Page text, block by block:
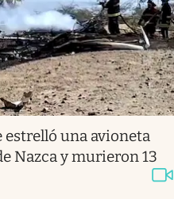
estrelló una avioneta
Nazca y murieron 13